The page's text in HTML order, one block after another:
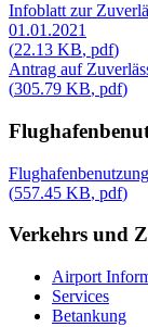
Infoblatt zur
01.01.2021
(22.13 KB, pdf)
Antrag auf
(305.79 KB, pdf)
(557.45 KB, pdf)
Verkehrs und
Airport
Services
Betankung